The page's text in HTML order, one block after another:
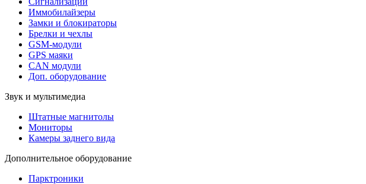
Иммобилайзеры
Замки и блокираторы
Брелки и чехлы
GSM-модули
GPS маяки
CAN модули
Доп. оборудование
Звук и мультимедиа
Штатные магнитолы
Мониторы
Камеры заднего вида
Дополнительное оборудование
Парктроники